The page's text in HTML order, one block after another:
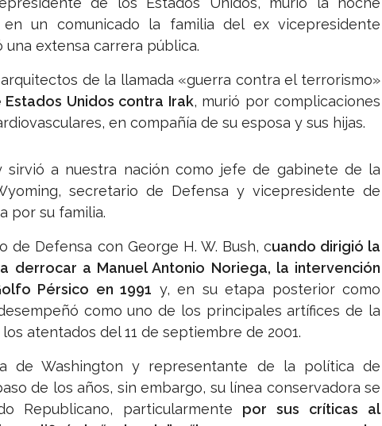
un comunicado la familia del ex vicepresidente
extensa carrera pública.
de la llamada «guerra contra el terrorismo»
Unidos contra Irak, murió por complicaciones
en compañía de su esposa y sus hijas.
sirvió a nuestra nación como jefe de gabinete de la
secretario de Defensa y vicepresidente de
por su familia.
de Defensa con George H. W. Bush, cuando dirigió la
derrocar a Manuel Antonio Noriega, la intervención
Pérsico en 1991 y, en su etapa posterior como
como uno de los principales artífices de la
atentados del 11 de septiembre de 2001.
de Washington y representante de la política de
de los años, sin embargo, su línea conservadora se
Republicano, particularmente por sus críticas al